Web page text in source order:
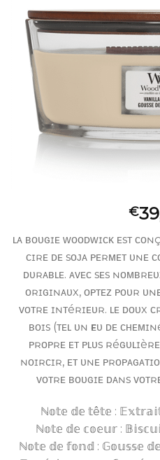
€
ʟᴀ ʙᴏᴜɢɪᴇ ᴡᴏᴏᴅᴡɪᴄᴋ ᴇsᴛ
ᴄɪʀᴇ ᴅᴇ sᴏᴊᴀ ᴘᴇʀᴍᴇᴛ ᴜɴᴇ
ᴅᴜʀᴀʙʟᴇ. ᴀᴠᴇᴄ sᴇs
ᴏʀɪɢɪɴᴀᴜx, ᴏᴘᴛᴇᴢ ᴘᴏᴜʀ ᴜɴᴇ
ᴠᴏᴛʀᴇ ɪɴᴛéʀɪᴇᴜʀ. ʟᴇ ᴅᴏᴜx
ʙᴏɪs (ᴛᴇʟ ᴜɴ ғᴇᴜ ᴅᴇ
ᴘʀᴏᴘʀᴇ ᴇᴛ ᴘʟᴜs
ɴᴏɪʀᴄɪʀ, ᴇᴛ ᴜɴᴇ
ᴠᴏᴛʀᴇ ʙᴏᴜɢɪᴇ ᴅᴀɴs
ℕ𝕠𝕥𝕖 𝕕𝕖 𝕥ê𝕥𝕖 :
ℕ𝕠𝕥𝕖 𝕕𝕖 𝕔𝕠𝕖𝕦𝕣 :
ℕ𝕠𝕥𝕖 𝕕𝕖 𝕗𝕠𝕟𝕕 : 𝔾𝕠𝕦𝕤𝕤𝕖